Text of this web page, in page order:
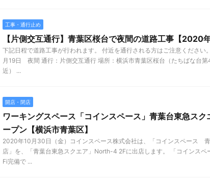
工事・通行止め
【片側交互通行】青葉区桜台で夜間の道路工事【2020
下記日程で道路工事が行われます。 付近を通行される方はご注意くださ
月19日 夜間 通行：片側交互通行 場所：横浜市青葉区桜台（たちばな台
近） ...
開店・閉店
ワーキングスペース「コインスペース」青葉台東急ス
ープン【横浜市青葉区】
2020年10月30日（金）コインスペース株式会社は、「コインスペース
店」を、「青葉台東急スクエア」North-4 2Fに出店します。 「コインスペ
Fi完備で ...